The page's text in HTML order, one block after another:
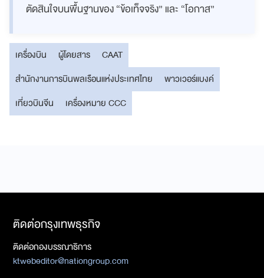
ตัดสินใจบนพื้นฐานของ “ข้อเท็จจริง” และ “โอกาส”
เครื่องบิน ผู้โดยสาร
CAAT
สำนักงานการบินพลเรือนแห่งประเทศไทย
พาวเวอร์แบงค์
เที่ยวบินจีน
เครื่องหมาย CCC
ติดต่อกรุงเทพธุรกิจ
ติดต่อกองบรรณาธิการ
ktwebeditor@nationgroup.com